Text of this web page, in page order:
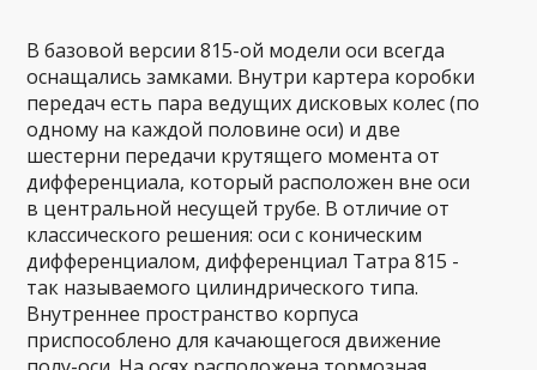
В базовой версии 815-ой модели оси всегда
оснащались замками. Внутри картера коробки
передач есть пара ведущих дисковых колес (по
одному на каждой половине оси) и две
шестерни передачи крутящего момента от
дифференциала, который расположен вне оси
в центральной несущей трубе. В отличие от
классического решения: оси с коническим
дифференциалом, дифференциал Татра 815 -
так называемого цилиндрического типа.
Внутреннее пространство корпуса
приспособлено для качающегося движение